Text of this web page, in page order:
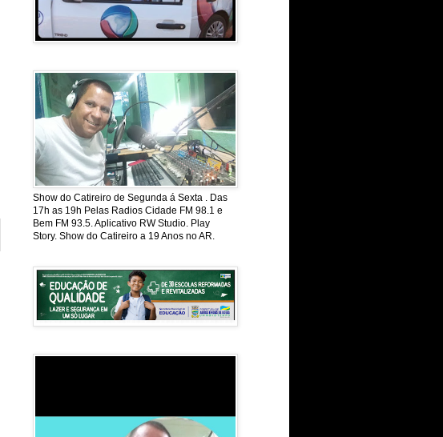
Show do Catireiro de Segunda á Sexta . Das
17h as 19h Pelas Radios Cidade FM 98.1 e
Bem FM 93.5. Aplicativo RW Studio. Play
Story. Show do Catireiro a 19 Anos no AR.